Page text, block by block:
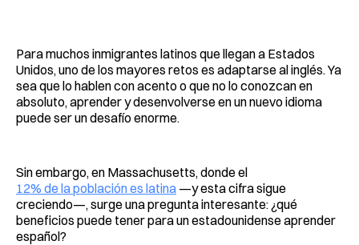
Para muchos inmigrantes latinos que llegan a Estados
Unidos, uno de los mayores retos es adaptarse al inglés. Ya
sea que lo hablen con acento o que no lo conozcan en
absoluto, aprender y desenvolverse en un nuevo idioma
puede ser un desafío enorme.
Sin embargo, en Massachusetts, donde el
12% de la población es latina —y esta cifra sigue
creciendo—, surge una pregunta interesante: ¿qué
beneficios puede tener para un estadounidense aprender
español?